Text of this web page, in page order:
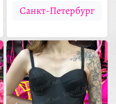
Санкт-Петербург